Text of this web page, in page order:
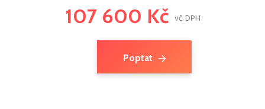
107 600 Kč vč. DPH
Poptat